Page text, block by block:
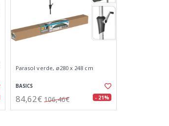
Parasol verde, ø280 x 248 cm
BASICS
84,62€ 106,46€ - 21%